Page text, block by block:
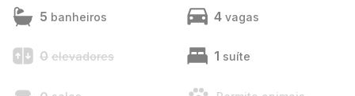
5 banheiros 4 vagas
0 elevadores 1 suíte